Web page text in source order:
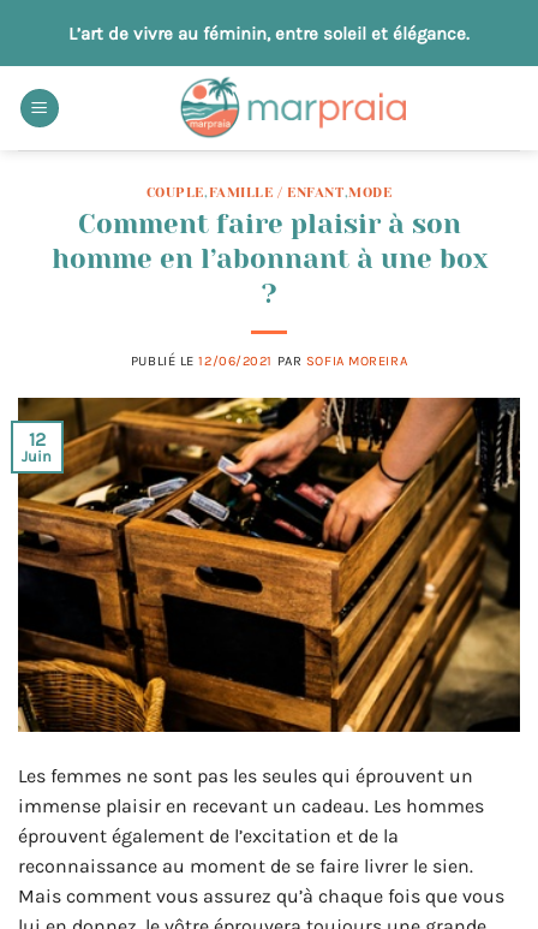
contenu
L’art de vivre au féminin, entre soleil et élégance.
COUPLE,FAMILLE / ENFANT,MODE
Comment faire plaisir à son
homme en l’abonnant à une box
?
PUBLIÉ LE12/06/2021 PAR SOFIA MOREIRA
12
Juin
Les femmes ne sont pas les seules qui éprouvent un
immense plaisir en recevant un cadeau. Les hommes
éprouvent également de l’excitation et de la
reconnaissance au moment de se faire livrer le sien.
Mais comment vous assurez qu’à chaque fois que vous